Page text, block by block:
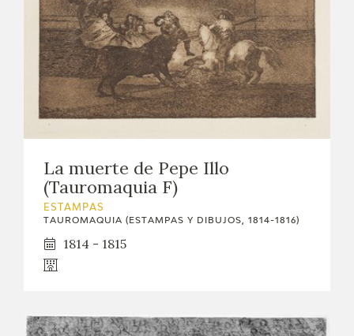
EDUCA
CEDEA
RECURSOS EDUCATIVOS
La muerte de Pepe Illo
(Tauromaquia F)
ESTAMPAS
TAUROMAQUIA (ESTAMPAS Y DIBUJOS, 1814-1816)
1814 - 1815